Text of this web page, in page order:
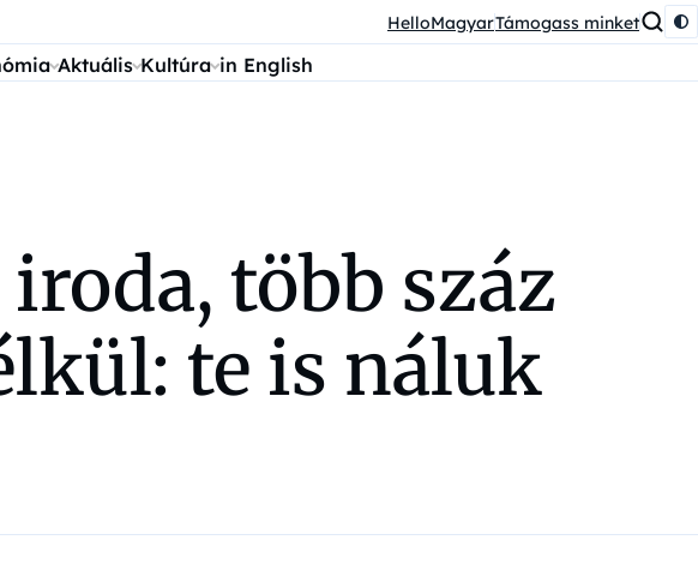
HelloMagyarTámogass minket
Aktuális Kultúra in English
több száz
te is náluk